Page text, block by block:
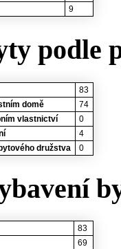
9
podle
83
domě
74
vlastnictví
0
4
družstva
0
83
69